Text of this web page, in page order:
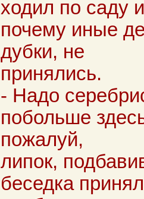
ходил по саду
почему иные
дубки, не
принялись.
- Надо
побольше
пожалуй,
липок,
беседка